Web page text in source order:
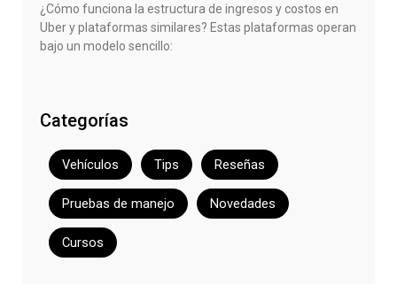
¿Cómo funciona la estructura de ingresos y costos en
Uber y plataformas similares? Estas plataformas operan
bajo un modelo sencillo:
Categorías
Vehículos Tips Reseñas
Pruebas de manejo Novedades
Cursos